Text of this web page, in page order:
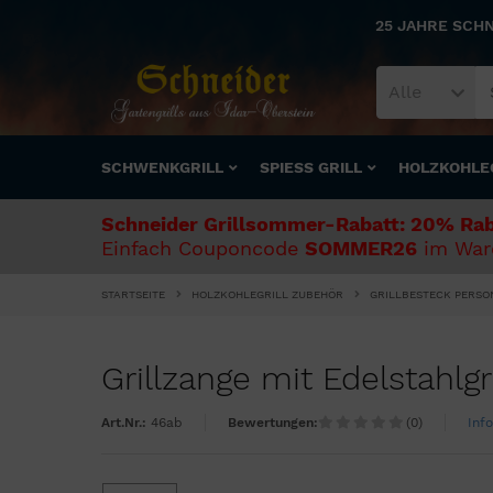
25 JAHRE
Alle
SCHWENKGRILL SPIESS GRILL
Schneider Grillsommer-Rabatt: 20%
Einfach Couponcode SOMMER26 im
STARTSEITE HOLZKOHLEGRILL ZUBEHÖR GRILLBESTECK
Grillzange mit
Art.Nr.: 46ab Bewertungen: (0)